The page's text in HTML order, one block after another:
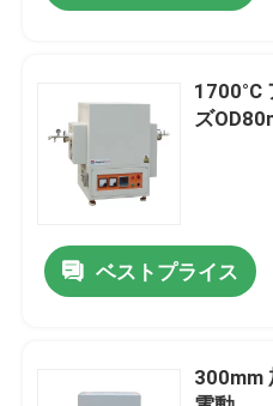
工場 ツアー
引金 を 求め て ください
Programtherm
高温マフル炉
1700°C
ズ
ベストプライス
300mm